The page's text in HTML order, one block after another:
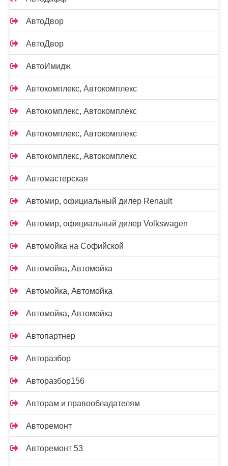
АвтоДвор
АвтоДвор
АвтоИмидж
Автокомплекс, Автокомплекс
Автокомплекс, Автокомплекс
Автокомплекс, Автокомплекс
Автокомплекс, Автокомплекс
Автомастерская
Автомир, официальный дилер Renault
Автомир, официальный дилер Volkswagen
Автомойка на Софийской
Автомойка, Автомойка
Автомойка, Автомойка
Автомойка, Автомойка
Автопартнер
Авторазбор
Авторазбор156
Авторам и правообладателям
Авторемонт
Авторемонт 53